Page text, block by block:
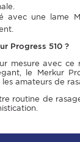
avec une lame
Progress 510 ?
mesure avec ce
le Merkur
amateurs de
routine de